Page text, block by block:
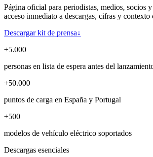
Página oficial para periodistas, medios, socios
acceso inmediato a descargas, cifras y contexto
Descargar kit de prensa↓
+5.000
personas en lista de espera antes del
+50.000
puntos de carga en España y Portugal
+500
modelos de vehículo eléctrico soportados
Descargas esenciales